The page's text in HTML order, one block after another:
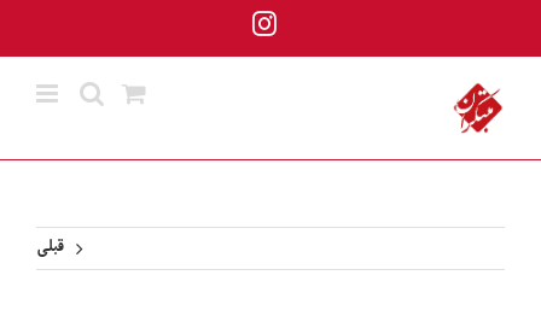
Instagram
قبلی